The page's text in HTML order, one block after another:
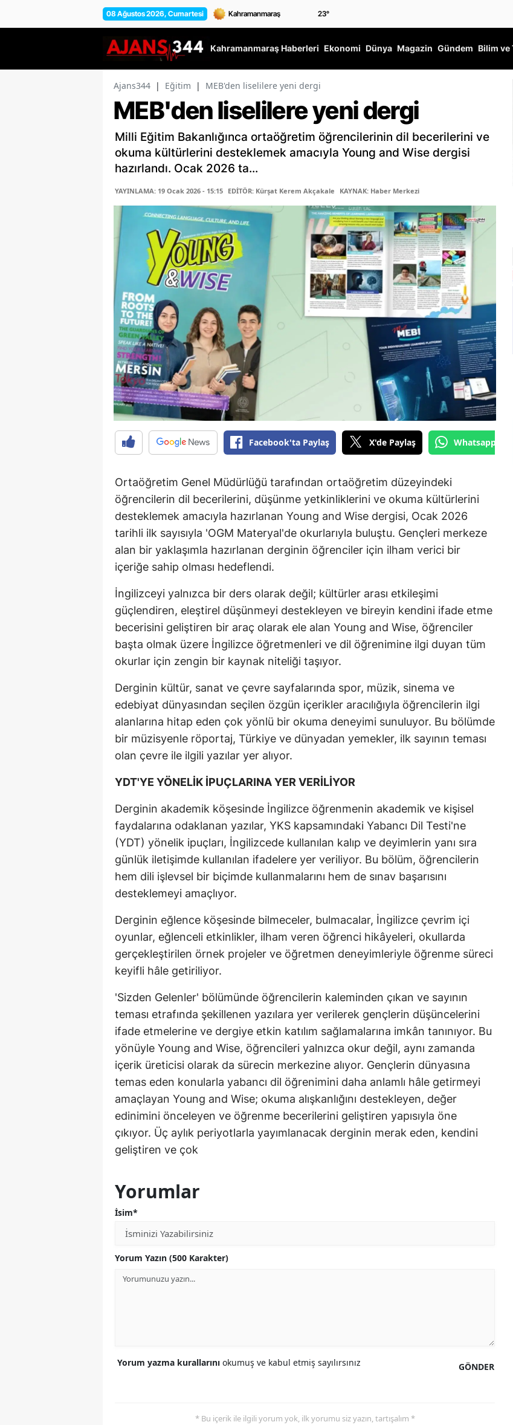
08 Ağustos 2026, Cumartesi 23°
Kahramanmaraş Haberleri Ekonomi Dünya Magazin Gündem Bilim ve
Ajans344 | Eğitim | MEB'den liselilere yeni dergi
MEB'den liselilere yeni dergi
Milli Eğitim Bakanlığınca ortaöğretim öğrencilerinin dil becerilerini ve
okuma kültürlerini desteklemek amacıyla Young and Wise dergisi
hazırlandı. Ocak 2026 ta...
YAYINLAMA: 19 Ocak 2026 - 15:15 EDİTÖR: Kürşat Kerem Akçakale KAYNAK: Haber Merkezi
Facebook'ta Paylaş X'de Paylaş
Ortaöğretim Genel Müdürlüğü tarafından ortaöğretim düzeyindeki
öğrencilerin dil becerilerini, düşünme yetkinliklerini ve okuma kültürlerini
desteklemek amacıyla hazırlanan Young and Wise dergisi, Ocak 2026
tarihli ilk sayısıyla 'OGM Materyal'de okurlarıyla buluştu. Gençleri merkeze
alan bir yaklaşımla hazırlanan derginin öğrenciler için ilham verici bir
içeriğe sahip olması hedeflendi.
İngilizceyi yalnızca bir ders olarak değil; kültürler arası etkileşimi
güçlendiren, eleştirel düşünmeyi destekleyen ve bireyin kendini ifade etme
becerisini geliştiren bir araç olarak ele alan Young and Wise, öğrenciler
başta olmak üzere İngilizce öğretmenleri ve dil öğrenimine ilgi duyan tüm
okurlar için zengin bir kaynak niteliği taşıyor.
Derginin kültür, sanat ve çevre sayfalarında spor, müzik, sinema ve
edebiyat dünyasından seçilen özgün içerikler aracılığıyla öğrencilerin ilgi
alanlarına hitap eden çok yönlü bir okuma deneyimi sunuluyor. Bu bölümde
bir müzisyenle röportaj, Türkiye ve dünyadan yemekler, ilk sayının teması
olan çevre ile ilgili yazılar yer alıyor.
YDT'YE YÖNELİK İPUÇLARINA YER VERİLİYOR
Derginin akademik köşesinde İngilizce öğrenmenin akademik ve kişisel
faydalarına odaklanan yazılar, YKS kapsamındaki Yabancı Dil Testi'ne
(YDT) yönelik ipuçları, İngilizcede kullanılan kalıp ve deyimlerin yanı sıra
günlük iletişimde kullanılan ifadelere yer veriliyor. Bu bölüm, öğrencilerin
hem dili işlevsel bir biçimde kullanmalarını hem de sınav başarısını
desteklemeyi amaçlıyor.
Derginin eğlence köşesinde bilmeceler, bulmacalar, İngilizce çevrim içi
oyunlar, eğlenceli etkinlikler, ilham veren öğrenci hikâyeleri, okullarda
gerçekleştirilen örnek projeler ve öğretmen deneyimleriyle öğrenme süreci
keyifli hâle getiriliyor.
'Sizden Gelenler' bölümünde öğrencilerin kaleminden çıkan ve sayının
teması etrafında şekillenen yazılara yer verilerek gençlerin düşüncelerini
ifade etmelerine ve dergiye etkin katılım sağlamalarına imkân tanınıyor. Bu
yönüyle Young and Wise, öğrencileri yalnızca okur değil, aynı zamanda
içerik üreticisi olarak da sürecin merkezine alıyor. Gençlerin dünyasına
temas eden konularla yabancı dil öğrenimini daha anlamlı hâle getirmeyi
amaçlayan Young and Wise; okuma alışkanlığını destekleyen, değer
edinimini önceleyen ve öğrenme becerilerini geliştiren yapısıyla öne
çıkıyor. Üç aylık periyotlarla yayımlanacak derginin merak eden, kendini
geliştiren ve çok
Yorumlar
İsim*
Yorum Yazın (500 Karakter)
GÖNDER
Yorum yazma kurallarını okumuş ve kabul etmiş sayılırsınız
* Bu içerik ile ilgili yorum yok, ilk yorumu siz yazın, tartışalım *